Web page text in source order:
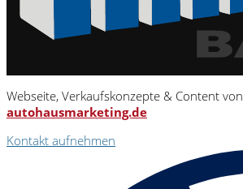
Webseite, Verkaufskonzepte & Content von
autohausmarketing.de
Kontakt aufnehmen